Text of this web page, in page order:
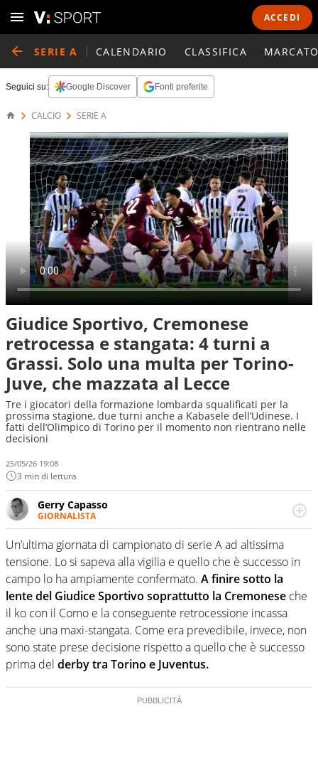
ACCEDI
SERIE A CALENDARIO CLASSIFICA
Seguici su: Google Discover Fonti preferite
CALCIO SERIE A
Giudice Sportivo, Cremonese
retrocessa e stangata: 4 turni a
Grassi. Solo una multa per Torino-
Juve, che mazzata al Lecce
Tre i giocatori della formazione lombarda squalificati per la
prossima stagione, due turni anche a Kabasele dell’Udinese. I
fatti dell’Olimpico di Torino per il momento non rientrano nelle
decisioni
25/05/26 19:08
3 min di lettura
Gerry Capasso
GIORNALISTA
Per lui gli sport americani non hanno segreti: basket,
football, baseball e la capacità innata di trovare la notizia
dove altri non vedono granché
Un’ultima giornata di campionato di serie A ad altissima
tensione. Lo si sapeva alla vigilia e quello che è successo in
campo lo ha ampiamente confermato. A finire sotto la
lente del Giudice Sportivo soprattutto la Cremonese che
il ko con il Como e la conseguente retrocessione incassa
anche una maxi-stangata. Come era prevedibile, invece, non
sono state prese decisione rispetto a quello che è successo
prima del derby tra Torino e Juventus.